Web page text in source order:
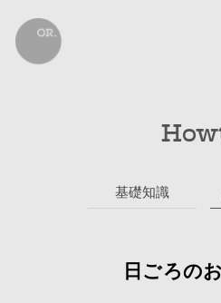
基礎知識
日ごろの